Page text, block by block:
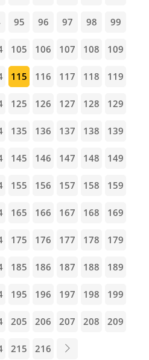
95 96 97 98 99
105 106 107 108 109
115 116 117 118 119
125 126 127 128 129
135 136 137 138 139
145 146 147 148 149
155 156 157 158 159
165 166 167 168 169
175 176 177 178 179
185 186 187 188 189
195 196 197 198 199
205 206 207 208 209
215 216